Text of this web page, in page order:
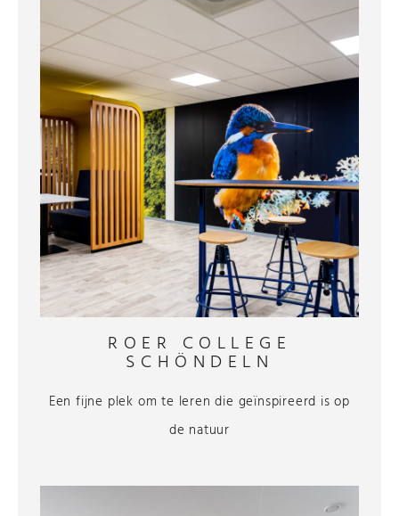
ROER COLLEGE
SCHÖNDELN
Een fijne plek om te leren die geïnspireerd is op
de natuur